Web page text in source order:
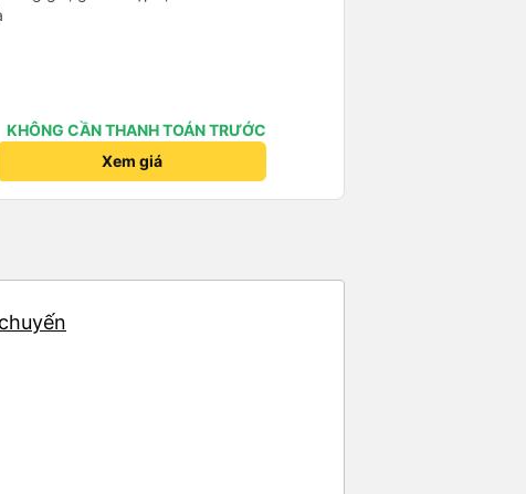
KHÔNG CẦN THANH TOÁN TRƯỚC
Xem giá